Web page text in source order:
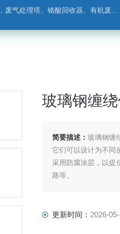
回收器、有机废气净化器，氨氮吹脱塔
玻璃钢缠
简要描述：玻璃钢缠
它们可以设计为不同
采用防腐涂层，以提
路等。
更新时间： 2026-